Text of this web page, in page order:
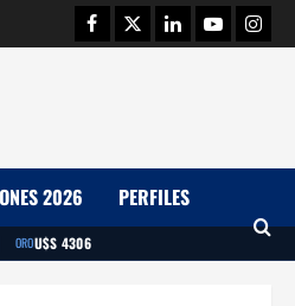
Facebook
TwitterLinkedinYoutube
2026 PERFILES
OROU$S 4306